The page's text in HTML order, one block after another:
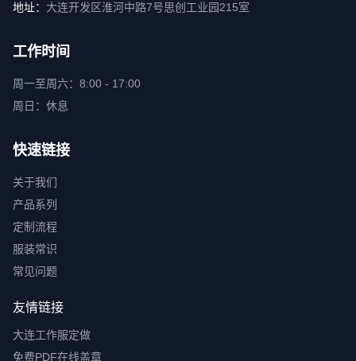
地址： 大连开发区淮河中路7号思创工业园215室
工作时间
周一至周六：8:00 - 17:00
周日：休息
快速链接
关于我们
产品系列
定制流程
服装常识
常见问题
友情链接
大连工作服定做
免费PDF在线盖章